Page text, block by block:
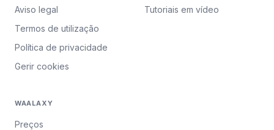
Aviso legal
Termos de utilização
Política de privacidade
Gerir cookies
Tutoriais em vídeo
WAALAXY
Preços